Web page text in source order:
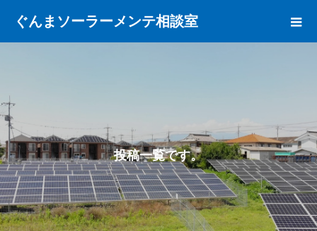
ぐんまソーラーメンテ相談室
投稿一覧です。